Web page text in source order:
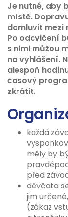
Je nutné, aby
místě.
domluvit mezi
Po odcvičení
s nimi můžou
na vyhlášení.
alespoň
časový
zkrátit.
každá
měly by
před
děvčata
jim
(zákaz